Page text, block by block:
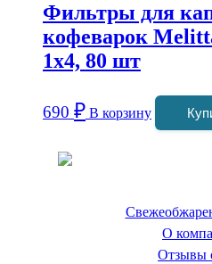
Фильтры для
кофеварок
1х4, 80 шт
690 ₽ В корзину
О
Отзывы